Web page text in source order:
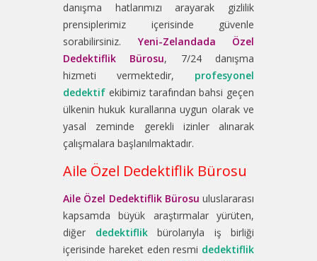
danışma hatlarımızı arayarak gizlilik
prensiplerimiz içerisinde güvenle
sorabilirsiniz.Yeni-Zelandada Özel
Dedektiflik Bürosu, 7/24 danışma
hizmeti vermektedir, profesyonel
dedektif ekibimiz tarafından bahsi geçen
ülkenin hukuk kurallarına uygun olarak ve
yasal zeminde gerekli izinler alınarak
çalışmalara başlanılmaktadır.
Aile Özel Dedektiflik Bürosu
Aile Özel Dedektiflik Bürosu uluslararası
kapsamda büyük araştırmalar yürüten,
diğer dedektiflikbürolarıyla iş birliği
içerisinde hareket eden resmi dedektiflik